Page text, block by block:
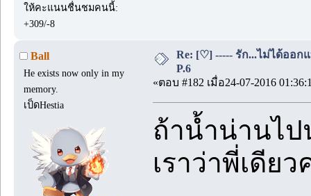
ให้คะแนนชื่นชมคนนี้:
+309/-8
Ball
He exists now only in my
memory.
เป็ดHestia
Re: [♡] ----- รัก...ไม่ได้ออก
P.6
«ตอบ #182 เมื่อ24-07-2016
ถ้าน้ำน่านไ
เราว่าพี่เดีย